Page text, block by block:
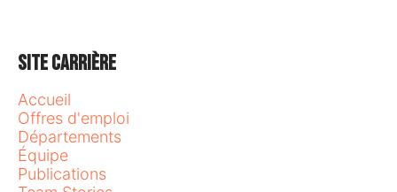
Site carrière
Accueil
Offres d'emploi
Départements
Équipe
Publications